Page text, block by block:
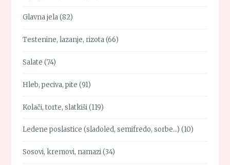
Glavna jela(82)
Testenine, lazanje, rizota(66)
Salate (74)
Hleb, peciva, pite (91)
Kolači, torte, slatkiši(119)
Ledene poslastice (sladoled, semifredo, sorbe…) (10)
Sosovi, kremovi, namazi(34)